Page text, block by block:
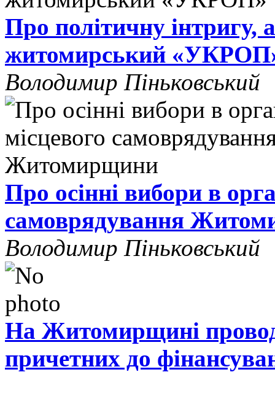
Про політичну інтригу,
житомирський
Володимир Піньковський
Про осінні вибори в
самоврядування
Володимир Піньковський
На Житомирщині
причетних до